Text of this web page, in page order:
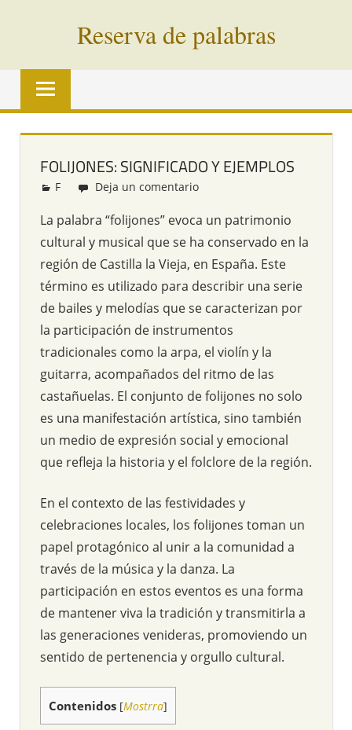
Reserva de palabras
Palabras
vías
todo
mundo
FOLIJONES: SIGNIFICADO Y EJEMPLOS
Redacción
F Deja un comentario
La palabra “folijones” evoca un patrimonio
cultural y musical que se ha conservado en la
región de Castilla la Vieja, en España. Este
término es utilizado para describir una serie
de bailes y melodías que se caracterizan por
la participación de instrumentos
tradicionales como la arpa, el violín y la
guitarra, acompañados del ritmo de las
castañuelas. El conjunto de folijones no solo
es una manifestación artística, sino también
un medio de expresión social y emocional
que refleja la historia y el folclore de la región.
En el contexto de las festividades y
celebraciones locales, los folijones toman un
papel protagónico al unir a la comunidad a
través de la música y la danza. La
participación en estos eventos es una forma
de mantener viva la tradición y transmitirla a
las generaciones venideras, promoviendo un
sentido de pertenencia y orgullo cultural.
Contenidos [Mostrra]